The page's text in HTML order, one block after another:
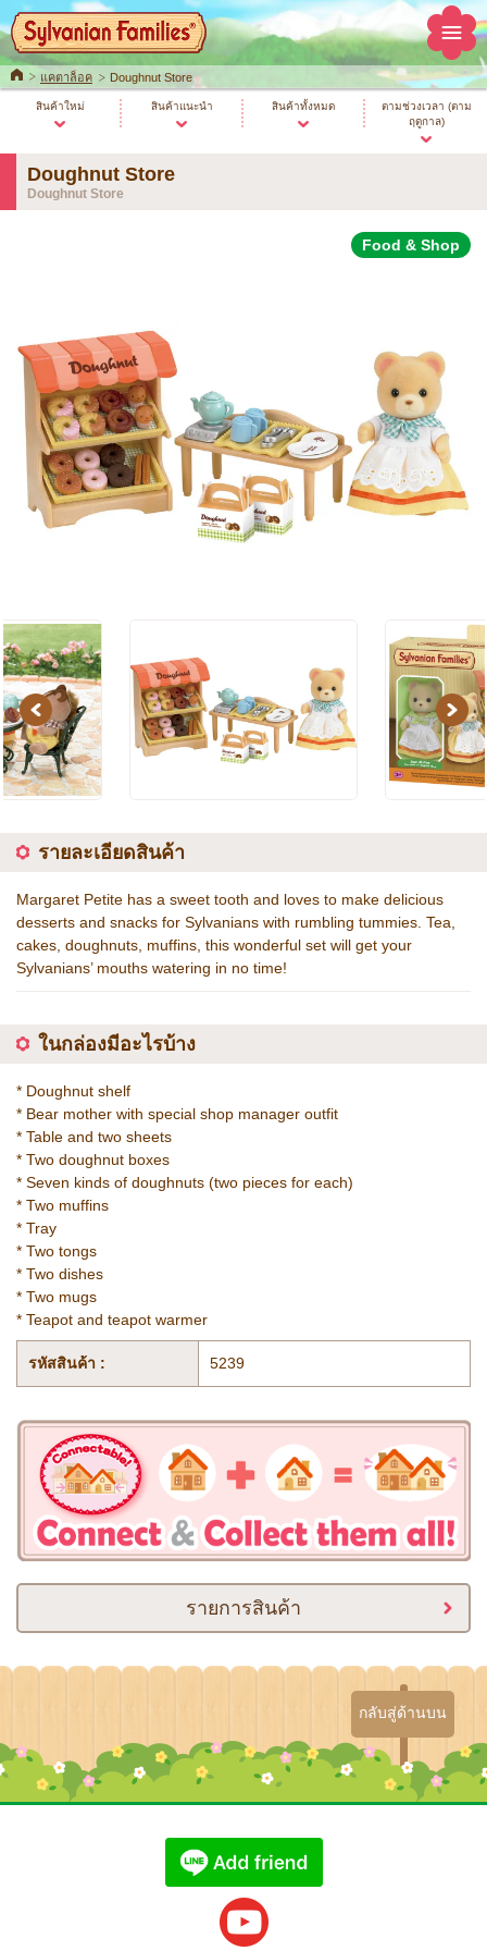
Homeแคตาล็อค Doughnut Store
สินค้าใหม่ สินค้าแนะนำ สินค้าทั้งหมด
ตามช่วงเวลา (ตาม
ฤดูกาล)
Doughnut Store
Doughnut Store
Food & Shop
Previous Next
รายละเอียดสินค้า
Margaret Petite has a sweet tooth and loves to make delicious
desserts and snacks for Sylvanians with rumbling tummies. Tea,
cakes, doughnuts, muffins, this wonderful set will get your
Sylvanians’ mouths watering in no time!
ในกล่องมีอะไรบ้าง
* Doughnut shelf
* Bear mother with special shop manager outfit
* Table and two sheets
* Two doughnut boxes
* Seven kinds of doughnuts (two pieces for each)
* Two muffins
* Tray
* Two tongs
* Two dishes
* Two mugs
* Teapot and teapot warmer
รหัสสินค้า : 5239
รายการสินค้า
กลับสู่ด้านบน